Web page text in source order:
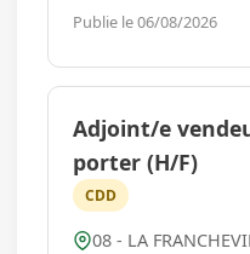
titre professionnel
alternant travail en
distance.
Publie le 06/08/2026
Adjoint/e
porter (H/F)
CDD
08 - LA